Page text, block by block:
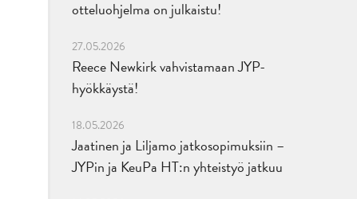
otteluohjelma on julkaistu!
27.05.2026
Reece Newkirk vahvistamaan JYP-
hyökkäystä!
18.05.2026
Jaatinen ja Liljamo jatkosopimuksiin –
JYPin ja KeuPa HT:n yhteistyö jatkuu